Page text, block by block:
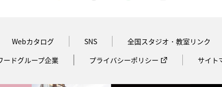
Webカタログ SNS
全国スタジオ・教室リンク
ードグループ企業
プライバシーポリシー サイト